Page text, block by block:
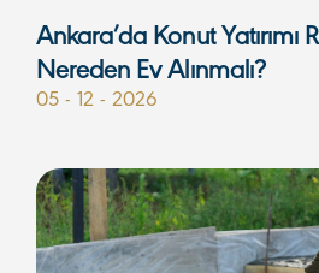
Ankara’da Konut Yatırımı
Nereden Ev Alınmalı?
05 - 12 - 2026